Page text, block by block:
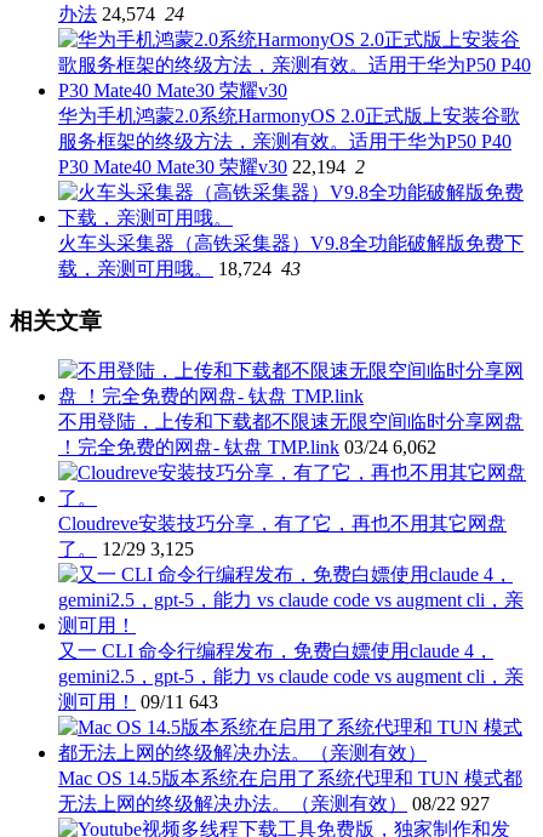
办法 24,574 24
华为手机鸿蒙2.0系统HarmonyOS 2.0正式版上安装谷歌
服务框架的终级方法，亲测有效。适用于华为P50 P40
P30 Mate40 Mate30 荣耀v30 22,194 2
火车头采集器（高铁采集器）V9.8全功能破解版免费下
载，亲测可用哦。
18,724 43
相关文章
不用登陆，上传和下载都不限速无限空间临时分享网盘
！完全免费的网盘- 钛盘 TMP.link 03/24 6,062
Cloudreve安装技巧分享，有了它，再也不用其它网盘
了。
12/29 3,125
又一 CLI 命令行编程发布，免费白嫖使用claude 4，
gemini2.5，gpt-5，能力 vs claude code vs augment cli，亲
测可用！
09/11 643
Mac OS 14.5版本系统在启用了系统代理和 TUN 模式都
无法上网的终级解决办法。（亲测有效）
08/22 927